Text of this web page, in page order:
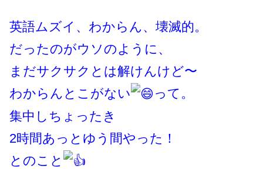
英語ムズイ、わからん、壊滅的。
だったのがウソのように、
まだサクサクとは解けんけど〜
わからんとこがない
って。
集中しちょったき
2時間あっとゆう間やった！
とのこと